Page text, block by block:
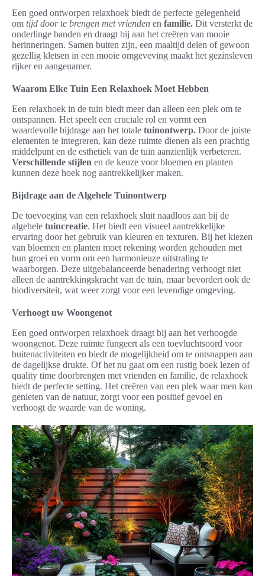
Een goed ontworpen relaxhoek biedt de perfecte gelegenheid
om tijd door te brengen met vrienden en familie. Dit versterkt de
onderlinge banden en draagt bij aan het creëren van mooie
herinneringen. Samen buiten zijn, een maaltijd delen of gewoon
gezellig kletsen in een mooie omgeveving maakt het gezinsleven
rijker en aangenamer.
Waarom Elke Tuin Een Relaxhoek Moet Hebben
Een relaxhoek in de tuin biedt meer dan alleen een plek om te
ontspannen. Het speelt een cruciale rol en vormt een
waardevolle bijdrage aan het totale tuinontwerp. Door de juiste
elementen te integreren, kan deze ruimte dienen als een prachtig
middelpunt en de esthetiek van de tuin aanzienlijk verbeteren.
Verschillende stijlen en de keuze voor bloemen en planten
kunnen deze hoek nog aantrekkelijker maken.
Bijdrage aan de Algehele Tuinontwerp
De toevoeging van een relaxhoek sluit naadloos aan bij de
algehele tuincreatie. Het biedt een visueel aantrekkelijke
ervaring door het gebruik van kleuren en texturen. Bij het kiezen
van bloemen en planten moet rekening worden gehouden met
hun groei en vorm om een harmonieuze uitstraling te
waarborgen. Deze uitgebalanceerde benadering verhoogt niet
alleen de aantrekkingskracht van de tuin, maar bevordert ook de
biodiversiteit, wat weer zorgt voor een levendige omgeving.
Verhoogt uw Woongenot
Een goed ontworpen relaxhoek draagt bij aan het verhoogde
woongenot. Deze ruimte fungeert als een toevluchtsoord voor
buitenactiviteiten en biedt de mogelijkheid om te ontsnappen aan
de dagelijkse drukte. Of het nu gaat om een rustig boek lezen of
quality time doorbrengen met vrienden en familie, de relaxhoek
biedt de perfecte setting. Het creëren van een plek waar men kan
genieten van de natuur, zorgt voor een positief gevoel en
verhoogt de waarde van de woning.